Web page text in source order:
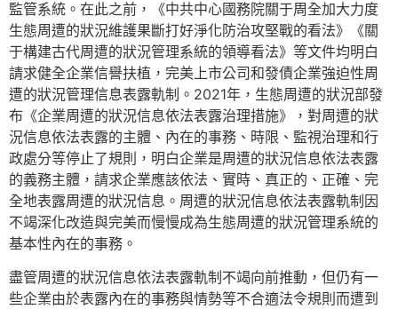
監管系統。在此之前，《中共中心國務院關于周全加大力度
生態周遭的狀況維護果斷打好淨化防治攻堅戰的看法》《關
于構建古代周遭的狀況管理系統的領導看法》等文件均明白
請求健全企業信譽扶植，完美上市公司和發債企業強迫性周
遭的狀況管理信息表露軌制。2021年，生態周遭的狀況部發
布《企業周遭的狀況信息依法表露治理措施》，對周遭的狀
況信息依法表露的主體、內在的事務、時限、監視治理和行
政處分等停止了規則，明白企業是周遭的狀況信息依法表露
的義務主體，請求企業應該依法、實時、真正的、正確、完
全地表露周遭的狀況信息。周遭的狀況信息依法表露軌制因
不竭深化改造與完美而慢慢成為生態周遭的狀況管理系統的
基本性內在的事務。
盡管周遭的狀況信息依法表露軌制不竭向前推動，但仍有一
些企業由於表露內在的事務與情勢等不合適法令規則而遭到